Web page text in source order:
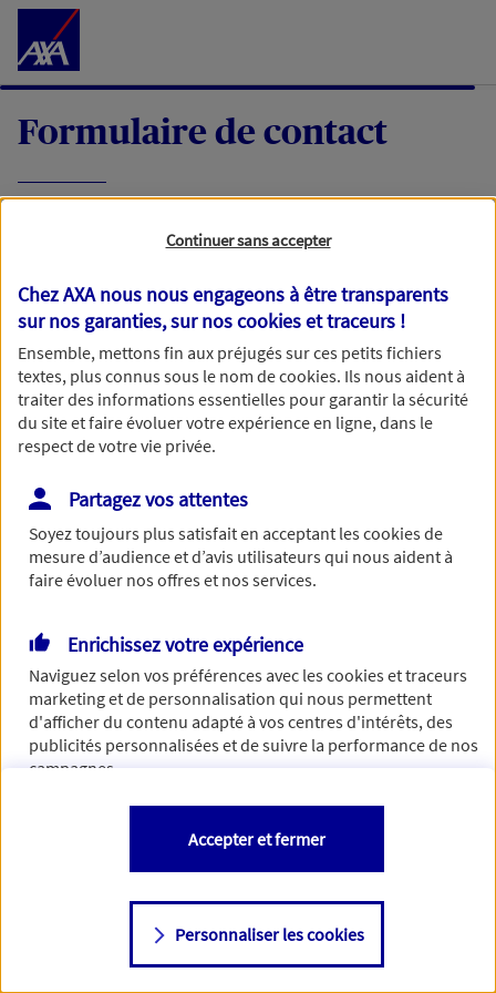
Accéder au Contenu
Formulaire de contact
demande, nous vous répondrons dans les
meilleurs délais par mail ou par téléphone.
Votre message :
Vous disposez de droits sur les informations vous concernant. Pour
plus d’informations,cliquez ici.
Continuer sans accepter
Chez AXA nous nous engageons à être transparents
sur nos garanties, sur noscookies et traceurs !
Ensemble, mettons fin aux préjugés sur ces petits fichiers
textes, plus connus sous le nom decookies. Ils nous aident à
traiter des informations essentielles pour garantir la sécurité
du site et faire évoluer votre expérience en ligne, dans le
respect de votre vie privée.
Partagez vos attentes
Soyez toujours plus satisfait en acceptant lescookiesde
mesure d’audience et d’avis utilisateurs qui nous aident à
faire évoluer nos offres et nos services.
Enrichissez votre expérience
Naviguez selon vos préférences avec lescookies et traceurs
marketing et de personnalisation qui nous permettent
d'afficher du contenu adapté à vos centres d'intérêts, des
publicités personnalisées et de suivre la performance de nos
campagnes.
Vous êtes libre de les accepter, de les refuser comme de
changer d'avis à tout moment en allant sur
Consulter notre politique decookies
Personnaliser les cookies
Accepter et fermer